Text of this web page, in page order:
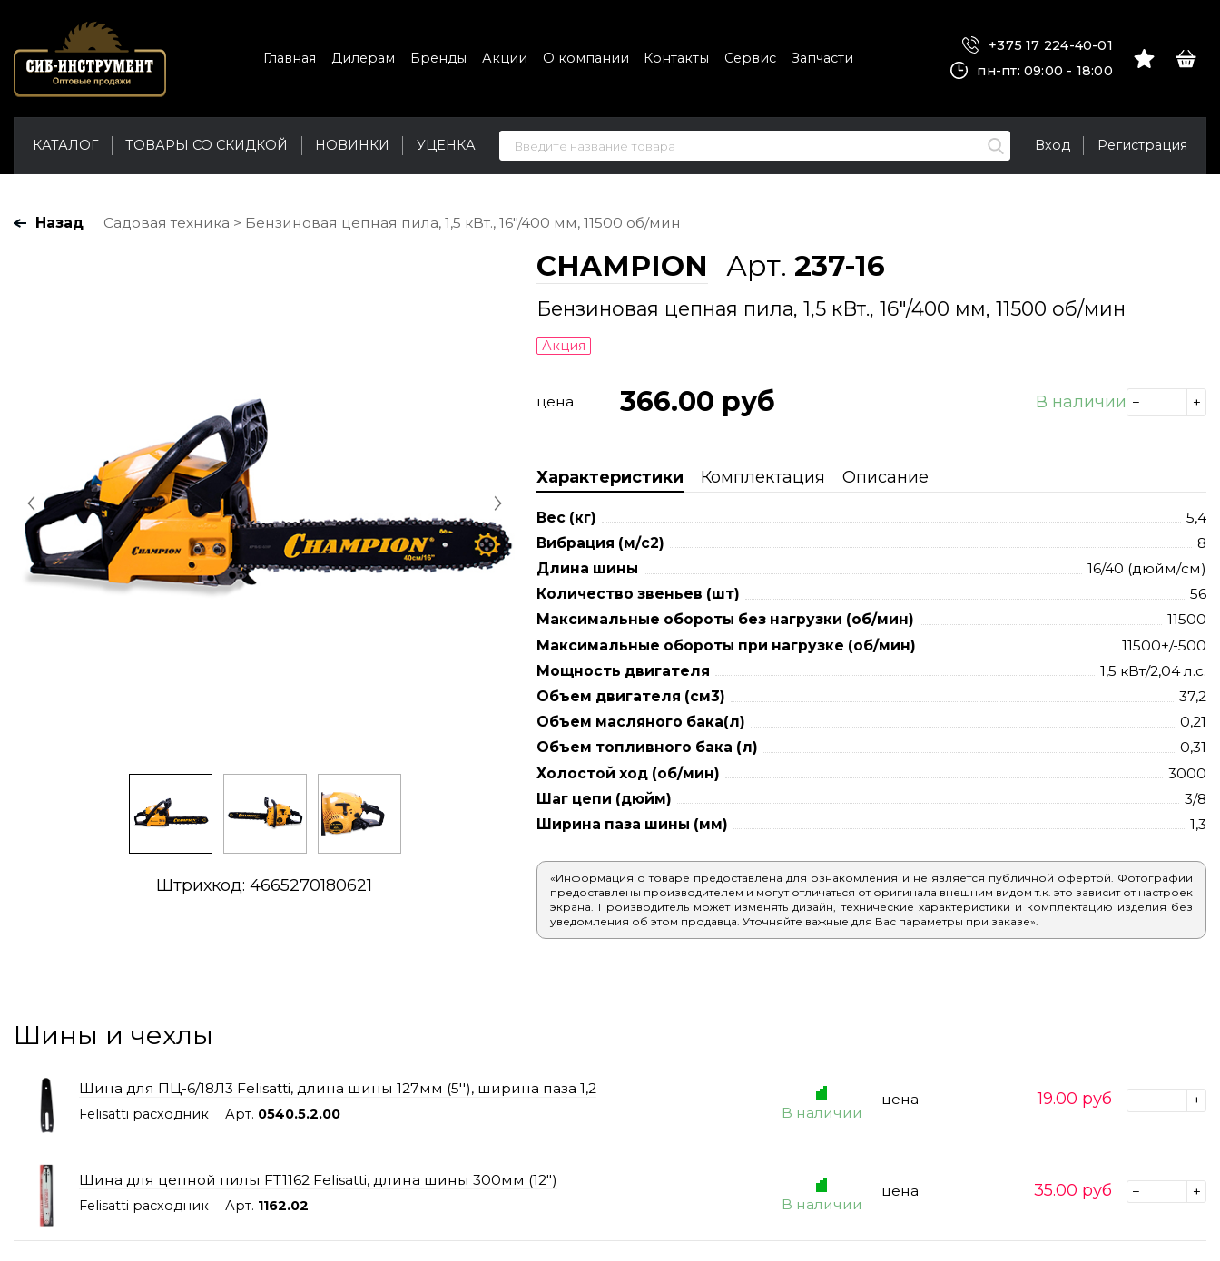
Главная Дилерам Бренды Акции О компании Контакты Сервис Запчасти
+375 17 224-40-01
пн-пт: 09:00 - 18:00
КАТАЛОГ ТОВАРЫ СО СКИДКОЙ НОВИНКИ УЦЕНКА Вход Регистрация
Назад Садовая техника Бензиновая цепная пила, 1,5 кВт., 16"/400 мм, 11500 об/мин
Штрихкод: 4665270180621
CHAMPION Арт. 237-16
Бензиновая цепная пила, 1,5 кВт., 16"/400 мм, 11500 об/мин
Акция
цена 366.00 руб В наличии
Характеристики Комплектация Описание
Вес (кг)
5,4
Вибрация (м/с2)
8
Длина шины
16/40 (дюйм/см)
Количество звеньев (шт)
56
Максимальные обороты без нагрузки (об/мин)
11500
Максимальные обороты при нагрузке (об/мин)
11500+/-500
Мощность двигателя
1,5 кВт/2,04 л.с.
Объем двигателя (см3)
37,2
Объем масляного бака(л)
0,21
Объем топливного бака (л)
0,31
Холостой ход (об/мин)
3000
Шаг цепи (дюйм)
3/8
Ширина паза шины (мм)
1,3
«Информация о товаре предоставлена для ознакомления и не является публичной офертой. Фотографии
предоставлены производителем и могут отличаться от оригинала внешним видом т.к. это зависит от настроек
экрана. Производитель может изменять дизайн, технические характеристики и комплектацию изделия без
уведомления об этом продавца. Уточняйте важные для Вас параметры при заказе».
Шины и чехлы
Шина для ПЦ-6/18Л3 Felisatti, длина шины 127мм (5''), ширина паза 1,2
Felisatti расходник Арт. 0540.5.2.00 В наличии
цена 19.00 руб
Шина для цепной пилы FT1162 Felisatti, длина шины 300мм (12")
Felisatti расходник Арт. 1162.02 В наличии
цена 35.00 руб